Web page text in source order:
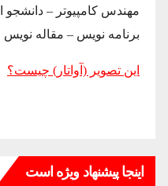
مهندس کامپیوتر – دانشجو
برنامه نویس – مقاله نویس
این تصویر (آواتار) چیست؟
اینجا پیشنهاد ویژه است